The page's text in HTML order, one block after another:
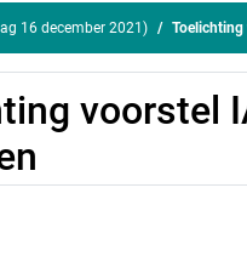
16 december 2021)
voorstel